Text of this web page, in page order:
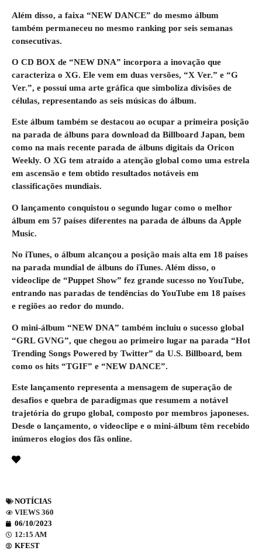
Além disso, a faixa “NEW DANCE” do mesmo álbum
também permaneceu no mesmo ranking por seis semanas
consecutivas.
O CD BOX de “NEW DNA” incorpora a inovação que
caracteriza o XG. Ele vem em duas versões, “X Ver.” e “G
Ver.”, e possui uma arte gráfica que simboliza divisões de
células, representando as seis músicas do álbum.
Este álbum também se destacou ao ocupar a primeira posição
na parada de álbuns para download da Billboard Japan, bem
como na mais recente parada de álbuns digitais da Oricon
Weekly. O XG tem atraído a atenção global como uma estrela
em ascensão e tem obtido resultados notáveis em
classificações mundiais.
O lançamento conquistou o segundo lugar como o melhor
álbum em 57 países diferentes na parada de álbuns da Apple
Music.
No iTunes, o álbum alcançou a posição mais alta em 18 países
na parada mundial de álbuns do iTunes. Além disso, o
videoclipe de “Puppet Show” fez grande sucesso no YouTube,
entrando nas paradas de tendências do YouTube em 18 países
e regiões ao redor do mundo.
O mini-álbum “NEW DNA” também incluiu o sucesso global
“GRL GVNG”, que chegou ao primeiro lugar na parada “Hot
Trending Songs Powered by Twitter” da U.S. Billboard, bem
como os hits “TGIF” e “NEW DANCE”.
Este lançamento representa a mensagem de superação de
desafios e quebra de paradigmas que resumem a notável
trajetória do grupo global, composto por membros japoneses.
Desde o lançamento, o videoclipe e o mini-álbum têm recebido
inúmeros elogios dos fãs online.
NOTÍCIAS
VIEWS 360
06/10/2023
12:15 AM
KFEST